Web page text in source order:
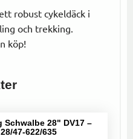
robust cykeldäck i
och trekking.
köp!
Schwalbe 28" DV17 –
47-622/635